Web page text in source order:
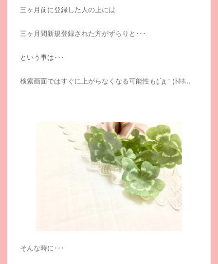
三ヶ月前に登録した人の上には
三ヶ月間新規登録された方がずらりと･･･
という事は･･･
検索画面ではすぐに上がらなくなる可能性も(;´д｀)ﾄﾎﾎ…
そんな時に･･･